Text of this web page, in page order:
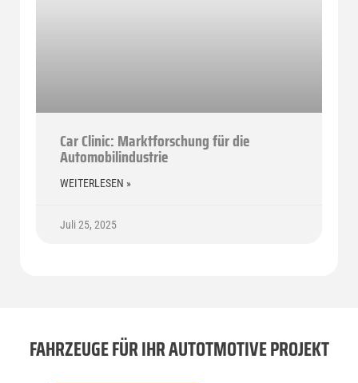
Car Clinic: Marktforschung für die
Automobilindustrie
WEITERLESEN »
Juli 25, 2025
FAHRZEUGE FÜR IHR AUTOTMOTIVE PROJEKT